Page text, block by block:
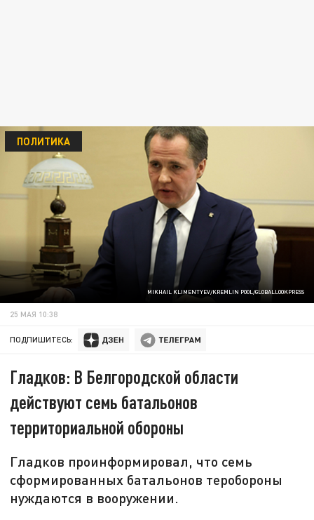
MIKHAIL KLIMENTYEV/KREMLIN POOL/GLOBALLOOKPRESS
ПОЛИТИКА
25 МАЯ 10:38
ПОДПИШИТЕСЬ:
Гладков: В Белгородской области
действуют семь батальонов
территориальной обороны
Гладков проинформировал, что семь
сформированных батальонов теробороны
нуждаются в вооружении.